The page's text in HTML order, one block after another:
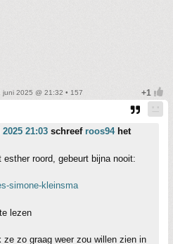
juni 2025 @ 21:32 • 157
21:03 schreef roos94het
roord, gebeurt bijna nooit:
simone-kleinsma
lezen
ze zo graag weer zou willen zien in